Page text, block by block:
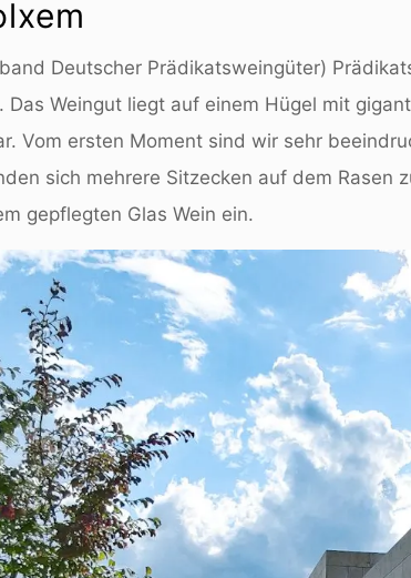
Deutscher Prädikatsweingüter)
Weingut liegt auf einem Hügel mit
Vom ersten Moment sind wir sehr
sich mehrere Sitzecken auf dem Rasen
gepflegten Glas Wein ein.